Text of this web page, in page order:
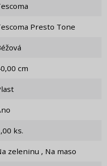
Tescoma
Tescoma Presto Tone
Béžová
40,00 cm
Plast
Ano
1,00 ks.
Na zeleninu , Na maso